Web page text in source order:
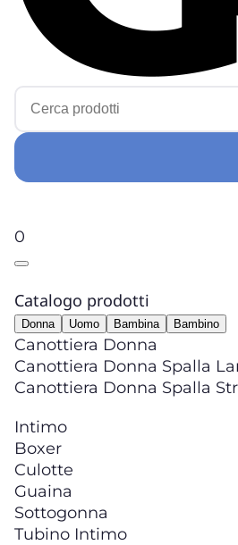
0
Catalogo prodotti
Donna Uomo Bambina Bambino
Canottiera Donna
Canottiera Donna Spalla
Canottiera Donna Spalla
Intimo
Boxer
Culotte
Guaina
Sottogonna
Tubino Intimo